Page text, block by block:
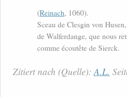
(Reinach, 1060).
Sceau de Clesgin von
de Walferdange, que nous
comme écoutête de Sierck.
Zitiert nach (Quelle):A.L.